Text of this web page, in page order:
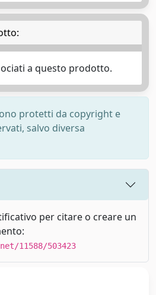
a questo prodotto.
protetti da copyright e
salvo diversa
per citare o creare un
11588/503423